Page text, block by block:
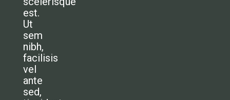
est.
Ut
sem
nibh,
facilisis
vel
ante
sed,